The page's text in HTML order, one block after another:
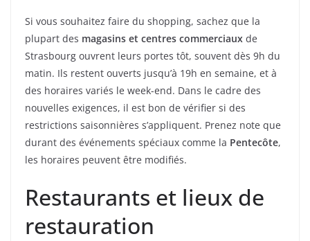
Si vous souhaitez faire du shopping, sachez que la
plupart des magasins et centres commerciaux de
Strasbourg ouvrent leurs portes tôt, souvent dès 9h du
matin. Ils restent ouverts jusqu’à 19h en semaine, et à
des horaires variés le week-end. Dans le cadre des
nouvelles exigences, il est bon de vérifier si des
restrictions saisonnières s’appliquent. Prenez note que
durant des événements spéciaux comme la Pentecôte,
les horaires peuvent être modifiés.
Restaurants et lieux de
restauration